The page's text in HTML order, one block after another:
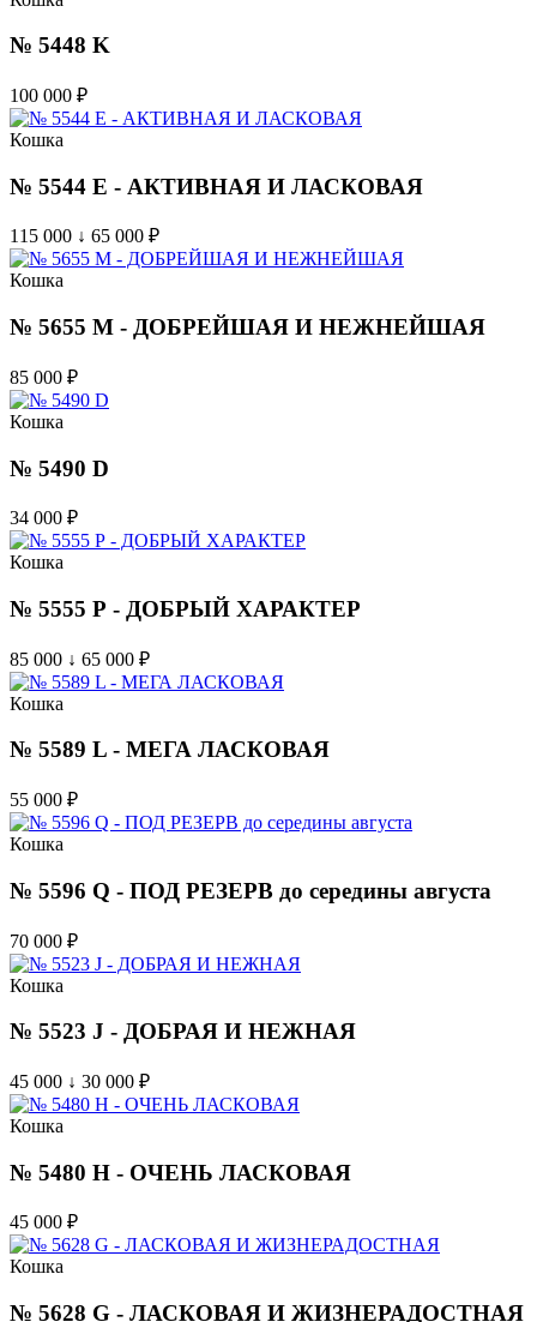
№ 5448 K
100 000 ₽
Кошка
№ 5544 E - АКТИВНАЯ И ЛАСКОВАЯ
115 000 ↓ 65 000 ₽
Кошка
№ 5655 M - ДОБРЕЙШАЯ И НЕЖНЕЙШАЯ
85 000 ₽
Кошка
№ 5490 D
34 000 ₽
Кошка
№ 5555 Р - ДОБРЫЙ ХАРАКТЕР
85 000 ↓ 65 000 ₽
Кошка
№ 5589 L - МЕГА ЛАСКОВАЯ
55 000 ₽
Кошка
№ 5596 Q - ПОД РЕЗЕРВ до середины августа
70 000 ₽
Кошка
№ 5523 J - ДОБРАЯ И НЕЖНАЯ
45 000 ↓ 30 000 ₽
Кошка
№ 5480 H - ОЧЕНЬ ЛАСКОВАЯ
45 000 ₽
Кошка
№ 5628 G - ЛАСКОВАЯ И ЖИЗНЕРАДОСТНАЯ